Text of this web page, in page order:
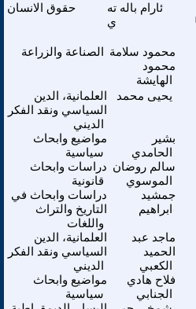
حقوق الانسان
ئارام باله ته
ي
الصناعة والزراعة محمود سلامة
محمود
الهايشة
العلمانية، الدين
السياسي ونقد الفكر
الديني
يحيى محمد
مواضيع وابحاث
سياسية
بشير
الحامدي
دراسات وابحاث
قانونية
سالم روضان
الموسوي
دراسات وابحاث في
التاريخ والتراث
واللغات
جمشيد
ابراهيم
العلمانية، الدين
السياسي ونقد الفكر
الديني
ماجد عبد
الحميد
الكعبي
مواضيع وابحاث
سياسية
فلاح هادي
الجنابي